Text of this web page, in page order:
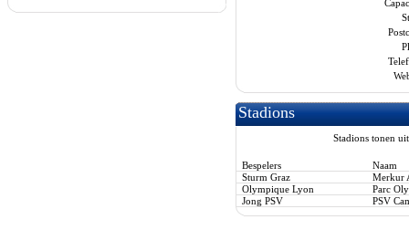
Stadions
Stadions tonen
Bespelers
Naam
Sturm Graz
Merkur
Olympique Lyon
Parc
Jong PSV
PSV